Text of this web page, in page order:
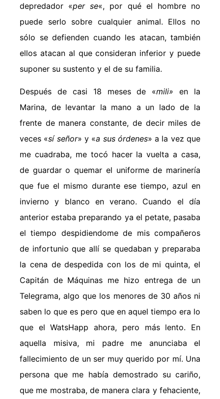
depredador «per se«, por qué el hombre no
puede serlo sobre cualquier animal. Ellos no
sólo se defienden cuando les atacan, también
ellos atacan al que consideran inferior y puede
suponer su sustento y el de su familia.
Después de casi 18 meses de «mili» en la
Marina, de levantar la mano a un lado de la
frente de manera constante, de decir miles de
veces «sí señor» y «a sus órdenes» a la vez que
me cuadraba, me tocó hacer la vuelta a casa,
de guardar o quemar el uniforme de marinería
que fue el mismo durante ese tiempo, azul en
invierno y blanco en verano. Cuando el día
anterior estaba preparando ya el petate, pasaba
el tiempo despidiendome de mis compañeros
de infortunio que allí se quedaban y preparaba
la cena de despedida con los de mi quinta, el
Capitán de Máquinas me hizo entrega de un
Telegrama, algo que los menores de 30 años ni
saben lo que es pero que en aquel tiempo era lo
que el WatsHapp ahora, pero más lento. En
aquella misiva, mi padre me anunciaba el
fallecimiento de un ser muy querido por mí. Una
persona que me había demostrado su cariño,
que me mostraba, de manera clara y fehaciente,